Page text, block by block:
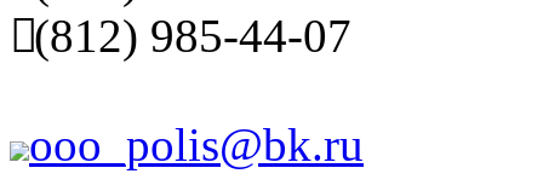
(812) 985-44-07
ooo_polis@bk.ru